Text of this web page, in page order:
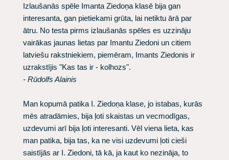
Izlaušanās spēle Imanta Ziedoņa klasē bija gan
interesanta, gan pietiekami grūta, lai netiktu ārā par
ātru. No testa pirms izlaušanās spēles es uzzināju
vairākas jaunas lietas par Imantu Ziedoni un citiem
latviešu rakstniekiem, piemēram, Imants Ziedonis ir
uzrakstījis "Kas tas ir - kolhozs".
- Rūdolfs Alainis
Man kopumā patika I. Ziedoņa klase, jo istabas, kurās
mēs atradāmies, bija ļoti skaistas un vecmodīgas,
uzdevumi arī bija ļoti interesanti. Vēl viena lieta, kas
man patika, bija tas, ka ne visi uzdevumi ļoti cieši
saistījās ar I. Ziedoni, tā kā, ja kaut ko nezināja, to